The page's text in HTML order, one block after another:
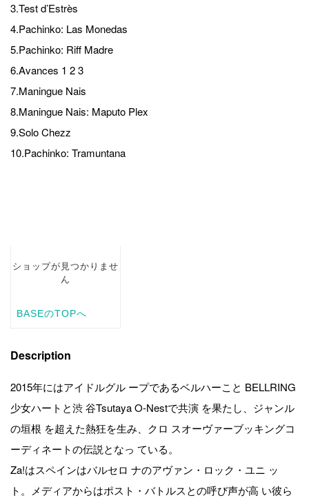
3.Test d’Estrès
4.Pachinko: Las Monedas
5.Pachinko: Riff Madre
6.Avances 1 2 3
7.Maningue Nais
8.Maningue Nais: Maputo Plex
9.Solo Chezz
10.Pachinko: Tramuntana
Description
2015年にはアイドルグル ープであるベルハーこと BELLRING
少女ハートと渋 谷Tsutaya O-Nestで共演 を果たし、ジャンル
の垣根 を超えた熱狂を生み、クロ スオーヴァーブッキングコ
ーディネートの伝説となっ ている。
Za!はスペインはバルセロ ナのアヴァン・ロック・ユニ ッ
ト。メディアからはポスト・バトルスとの呼び声が高 い彼ら